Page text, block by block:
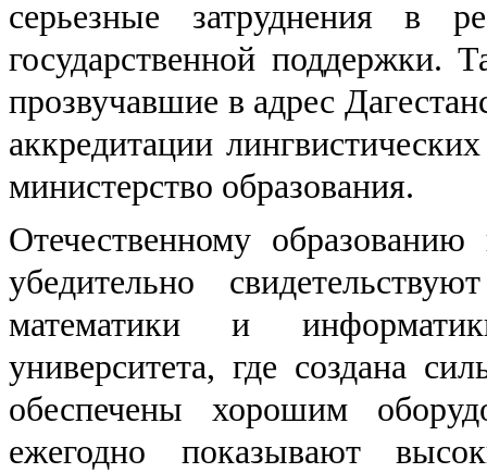
серьезные затруднения в
государственной поддержки.
прозвучавшие в адрес
аккредитации
министерство образования.
Отечественному
убедительно
математики и
университета, где создана
обеспечены хорошим
ежегодно показывают